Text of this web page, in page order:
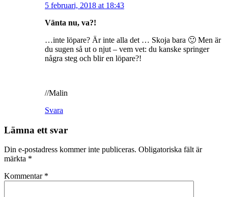
5 februari, 2018 at 18:43
Vänta nu, va?!
…inte löpare? Är inte alla det … Skoja bara 🙂 Men är
du sugen så ut o njut – vem vet: du kanske springer
några steg och blir en löpare?!
//Malin
Svara
Lämna ett svar
Din e-postadress kommer inte publiceras. Obligatoriska fält är
märkta *
Kommentar *